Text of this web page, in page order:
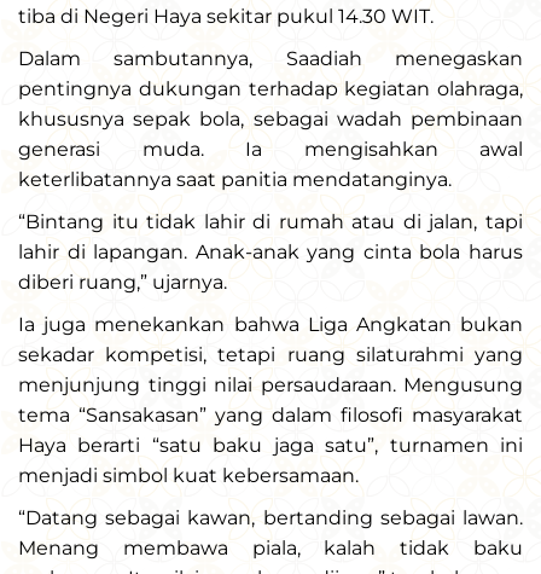
tiba di Negeri Haya sekitar pukul 14.30 WIT.
Dalam sambutannya, Saadiah menegaskan
pentingnya dukungan terhadap kegiatan olahraga,
khususnya sepak bola, sebagai wadah pembinaan
generasi muda. Ia mengisahkan awal
keterlibatannya saat panitia mendatanginya.
“Bintang itu tidak lahir di rumah atau di jalan, tapi
lahir di lapangan. Anak-anak yang cinta bola harus
diberi ruang,” ujarnya.
Ia juga menekankan bahwa Liga Angkatan bukan
sekadar kompetisi, tetapi ruang silaturahmi yang
menjunjung tinggi nilai persaudaraan. Mengusung
tema “Sansakasan” yang dalam filosofi masyarakat
Haya berarti “satu baku jaga satu”, turnamen ini
menjadi simbol kuat kebersamaan.
“Datang sebagai kawan, bertanding sebagai lawan.
Menang membawa piala, kalah tidak baku